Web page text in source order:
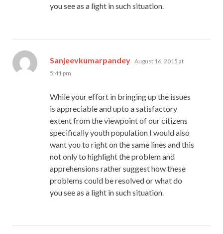
you see as a light in such situation.
Sanjeevkumarpandey says:
August 16, 2015 at
5:41 pm
While your effort in bringing up the issues
is appreciable and upto a satisfactory
extent from the viewpoint of our citizens
specifically youth population I would also
want you to right on the same lines and this
not only to highlight the problem and
apprehensions rather suggest how these
problems could be resolved or what do
you see as a light in such situation.